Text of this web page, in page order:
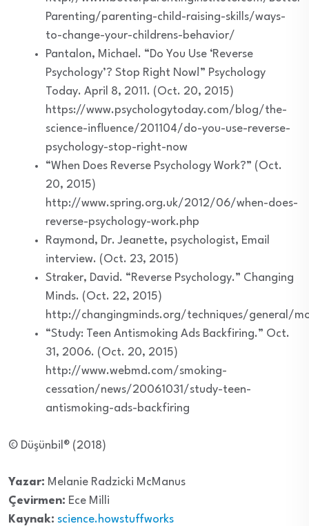
Parenting/parenting-child-raising-skills/ways-
to-change-your-childrens-behavior/
Pantalon, Michael. “Do You Use ‘Reverse
Psychology’? Stop Right Now!” Psychology
Today. April 8, 2011. (Oct. 20, 2015)
https://www.psychologytoday.com/blog/the-
science-influence/201104/do-you-use-reverse-
psychology-stop-right-now
“When Does Reverse Psychology Work?” (Oct.
20, 2015)
http://www.spring.org.uk/2012/06/when-does-
reverse-psychology-work.php
Raymond, Dr. Jeanette, psychologist, Email
interview. (Oct. 23, 2015)
Straker, David. “Reverse Psychology.” Changing
Minds. (Oct. 22, 2015)
http://changingminds.org/techniques/general/
“Study: Teen Antismoking Ads Backfiring.” Oct.
31, 2006. (Oct. 20, 2015)
http://www.webmd.com/smoking-
cessation/news/20061031/study-teen-
antismoking-ads-backfiring
© Düşünbil® (2018)
Yazar: Melanie Radzicki McManus
Çevirmen: Ece Milli
Kaynak: science.howstuffworks